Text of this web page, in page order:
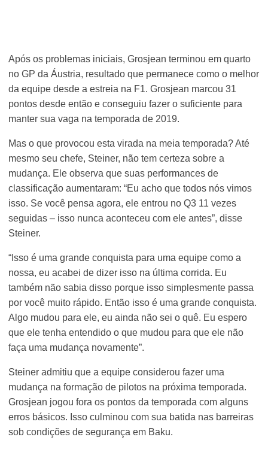
Após os problemas iniciais, Grosjean terminou em quarto
no GP da Áustria, resultado que permanece como o melhor
da equipe desde a estreia na F1. Grosjean marcou 31
pontos desde então e conseguiu fazer o suficiente para
manter sua vaga na temporada de 2019.
Mas o que provocou esta virada na meia temporada? Até
mesmo seu chefe, Steiner, não tem certeza sobre a
mudança. Ele observa que suas performances de
classificação aumentaram: “Eu acho que todos nós vimos
isso. Se você pensa agora, ele entrou no Q3 11 vezes
seguidas – isso nunca aconteceu com ele antes”, disse
Steiner.
“Isso é uma grande conquista para uma equipe como a
nossa, eu acabei de dizer isso na última corrida. Eu
também não sabia disso porque isso simplesmente passa
por você muito rápido. Então isso é uma grande conquista.
Algo mudou para ele, eu ainda não sei o quê. Eu espero
que ele tenha entendido o que mudou para que ele não
faça uma mudança novamente”.
Steiner admitiu que a equipe considerou fazer uma
mudança na formação de pilotos na próxima temporada.
Grosjean jogou fora os pontos da temporada com alguns
erros básicos. Isso culminou com sua batida nas barreiras
sob condições de segurança em Baku.